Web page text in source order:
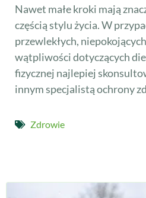
Nawet małe kroki mają
częścią stylu życia. W
przewlekłych,
wątpliwości dotyczących
fizycznej najlepiej
innym specjalistą ochrony
Zdrowie